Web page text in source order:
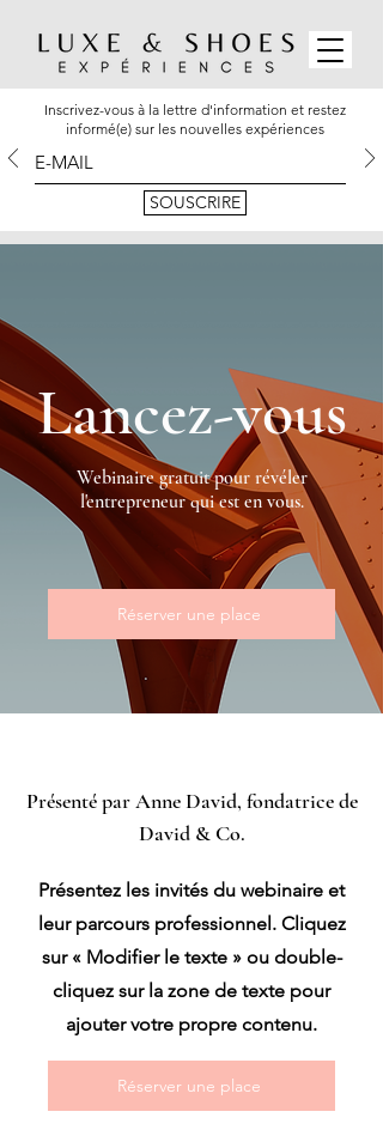
Inscrivez-vous à la lettre d'information et restez
informé(e) sur les nouvelles expériences
SOUSCRIRE
Lancez-vous
Webinaire gratuit pour révéler
l'entrepreneur qui est en vous.
Réserver une place
Présenté par Anne David, fondatrice de
David & Co.
Présentez les invités du webinaire et
leur parcours professionnel. Cliquez
sur « Modifier le texte » ou double-
cliquez sur la zone de texte pour
ajouter votre propre contenu.
Réserver une place